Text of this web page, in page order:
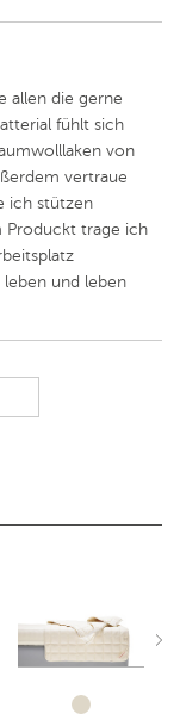
allen die gerne
fühlt sich
von
vertraue
ich stützen
Produckt trage ich
leben und leben